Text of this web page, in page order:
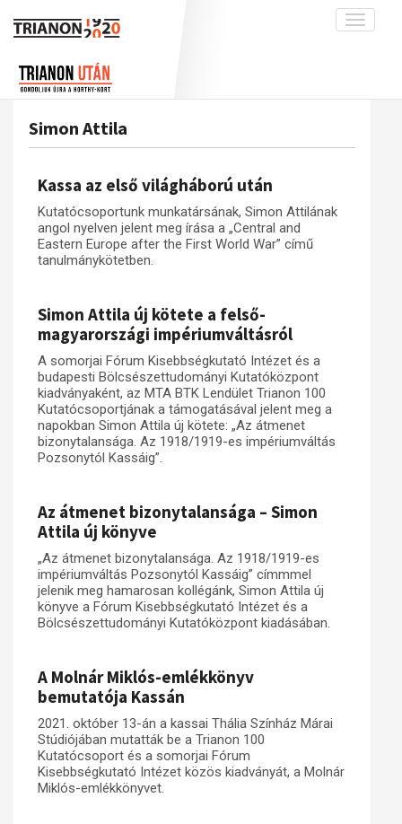
Toggle
A békerendszer megszilárdulása
Utókor és emlékezet
Galéria
Adatbázis
Emlékművek (feltöltés alatt)
Kapcsolat
Trianon-kommentár
Dokumentumok
A trianoni szerződés
Műhelymunkák
Simon Attila
Kassa az első világháború után
Kutatócsoportunk munkatársának, Simon Attilának
angol nyelven jelent meg írása a „Central and
Eastern Europe after the First World War” című
tanulmánykötetben.
Simon Attila új kötete a felső-
magyarországi impériumváltásról
A somorjai Fórum Kisebbségkutató Intézet és a
budapesti Bölcsészettudományi Kutatóközpont
kiadványaként, az MTA BTK Lendület Trianon 100
Kutatócsoportjának a támogatásával jelent meg a
napokban Simon Attila új kötete: „Az átmenet
bizonytalansága. Az 1918/1919-es impériumváltás
Pozsonytól Kassáig”.
Az átmenet bizonytalansága – Simon
Attila új könyve
„Az átmenet bizonytalansága. Az 1918/1919-es
impériumváltás Pozsonytól Kassáig” címmmel
jelenik meg hamarosan kollégánk, Simon Attila új
könyve a Fórum Kisebbségkutató Intézet és a
Bölcsészettudományi Kutatóközpont kiadásában.
A Molnár Miklós-emlékkönyv
bemutatója Kassán
2021. október 13-án a kassai Thália Színház Márai
Stúdiójában mutatták be a Trianon 100
Kutatócsoport és a somorjai Fórum
Kisebbségkutató Intézet közös kiadványát, a Molnár
Miklós-emlékkönyvet.